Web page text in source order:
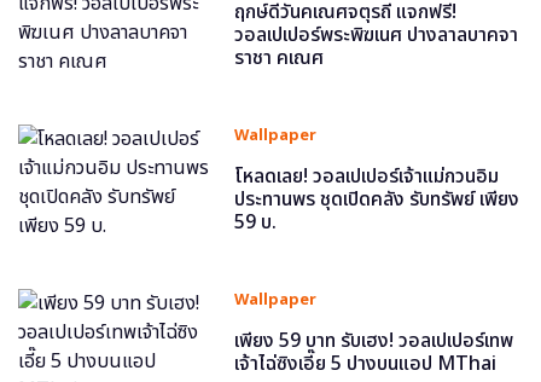
ฤกษ์ดีวันคเณศจตุรถี แจกฟรี!
วอลเปเปอร์พระพิฆเนศ ปางลาลบาคจา
ราชา คเณศ
Wallpaper
โหลดเลย! วอลเปเปอร์เจ้าแม่กวนอิม
ประทานพร ชุดเปิดคลัง รับทรัพย์ เพียง
59 บ.
Wallpaper
เพียง 59 บาท รับเฮง! วอลเปเปอร์เทพ
เจ้าไฉ่ซิงเอี๊ย 5 ปางบนแอป MThai